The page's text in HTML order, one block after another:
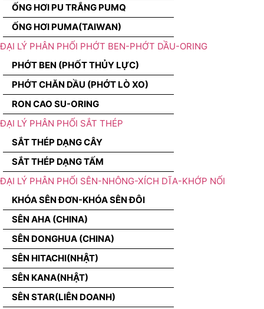
ỐNG HƠI PU TRẮNG PUMQ
ỐNG HƠI PUMA(TAIWAN)
ĐẠI LÝ PHÂN PHỐI PHỚT BEN-PHỚT DẦU-ORING
PHỚT BEN (PHỐT THỦY LỰC)
PHỚT CHĂN DẦU (PHỚT LÒ XO)
RON CAO SU-ORING
ĐẠI LÝ PHÂN PHỐI SẮT THÉP
SẮT THÉP DẠNG CÂY
SẮT THÉP DẠNG TẤM
ĐẠI LÝ PHÂN PHỐI SÊN-NHÔNG-XÍCH DĨA-KHỚP NỐI
KHÓA SÊN ĐƠN-KHÓA SÊN ĐÔI
SÊN AHA (CHINA)
SÊN DONGHUA (CHINA)
SÊN HITACHI(NHẬT)
SÊN KANA(NHẬT)
SÊN STAR(LIÊN DOANH)